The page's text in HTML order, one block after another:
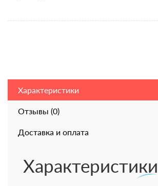
Характеристики
Отзывы (0)
Доставка и оплата
Характеристики